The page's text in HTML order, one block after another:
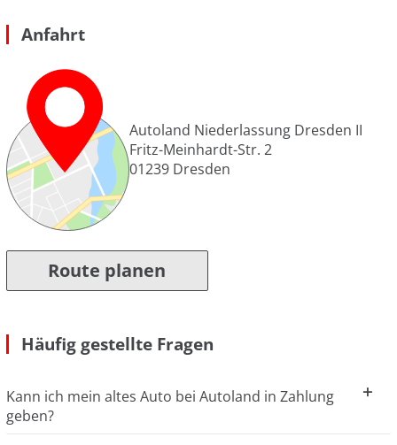
Anfahrt
Autoland Niederlassung Dresden II
Fritz-Meinhardt-Str. 2
01239 Dresden
Route planen
Häufig gestellte Fragen
Kann ich mein altes Auto bei Autoland in Zahlung
geben?